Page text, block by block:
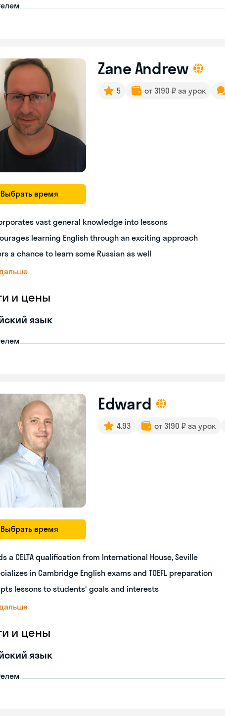
Выбрать время
Zane Andrew
5 от 3190 ₽ за урок
vast general knowledge into lessons
learning English through an exciting approach
a chance to learn some Russian as well
и цены
язык
Выбрать время
Edward
4.93 от 3190 ₽ за урок
a CELTA qualification from International House, Seville
in Cambridge English exams and TOEFL preparation
lessons to students' goals and interests
и цены
язык